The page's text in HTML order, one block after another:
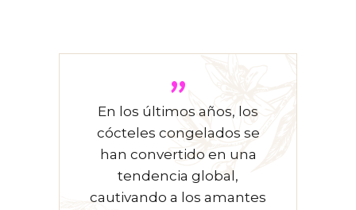
”
En los últimos años, los
cócteles congelados se
han convertido en una
tendencia global,
cautivando a los amantes